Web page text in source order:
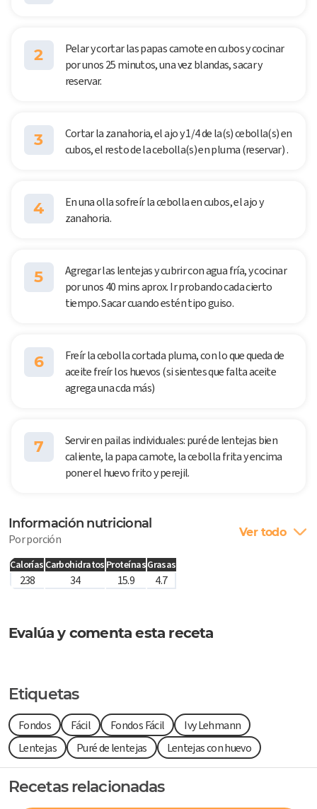
2
Pelar y cortar las papas camote en cubos y cocinar
por unos 25 minutos, una vez blandas, sacar y
reservar.
3
Cortar la zanahoria, el ajo y 1/4 de la(s) cebolla(s) en
cubos, el resto de la cebolla(s) en pluma (reservar) .
4
En una olla sofreír la cebolla en cubos, el ajo y
zanahoria.
5
Agregar las lentejas y cubrir con agua fría, y cocinar
por unos 40 mins aprox. Ir probando cada cierto
tiempo. Sacar cuando estén tipo guiso.
6
Freír la cebolla cortada pluma, con lo que queda de
aceite freír los huevos (si sientes que falta aceite
agrega una cda más)
7
Servir en pailas individuales: puré de lentejas bien
caliente, la papa camote, la cebolla frita y encima
poner el huevo frito y perejil.
Información nutricional
Por porción Ver todo
Calorías Carbohidratos ProteínasGrasas
238 34 15.9 4.7
Evalúa y comenta esta receta
Etiquetas
Fondos Fácil Fondos Fácil
Ivy Lehmann
Lentejas
Puré de lentejas Lentejas con huevo
Recetas relacionadas